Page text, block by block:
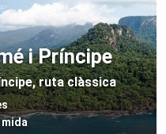
i Príncipe
ruta clàssica